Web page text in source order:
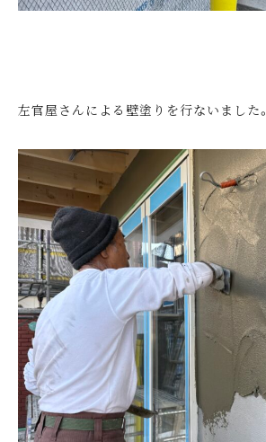
左官屋さんによる壁塗りを行ないました。